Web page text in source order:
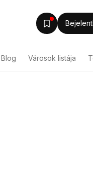
Blog Városok listája